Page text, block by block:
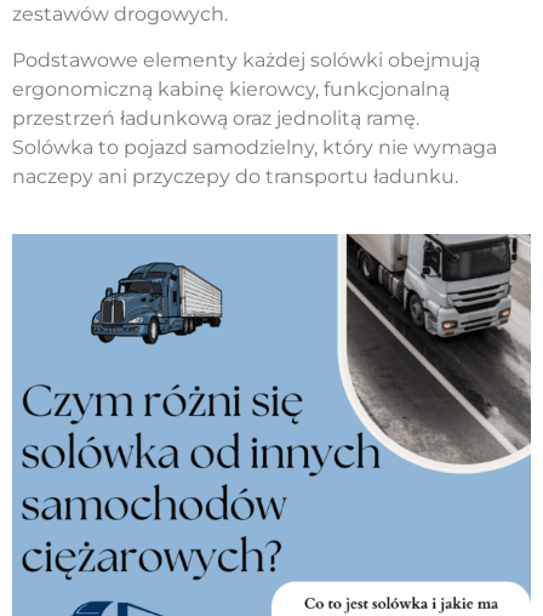
zestawów drogowych.
Podstawowe elementy każdej solówki obejmują
ergonomiczną kabinę kierowcy, funkcjonalną
przestrzeń ładunkową oraz jednolitą ramę.
Solówka to pojazd samodzielny, który nie wymaga
naczepy ani przyczepy do transportu ładunku.